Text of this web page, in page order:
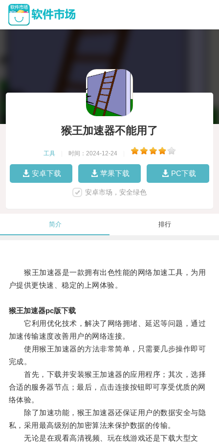
猴王加速器不能用了
工具 时间：2024-12-24
安卓下载 苹果下载 PC下载
安卓市场，安全绿色
简介 排行
猴王加速器是一款拥有出色性能的网络加速工具，为用
户提供更快速、稳定的上网体验。
猴王加速器pc版下载
它利用优化技术，解决了网络拥堵、延迟等问题，通过
加速传输速度改善用户的网络连接。
使用猴王加速器的方法非常简单，只需要几步操作即可
完成。
首先，下载并安装猴王加速器的应用程序；其次，选择
合适的服务器节点；最后，点击连接按钮即可享受优质的网
络体验。
除了加速功能，猴王加速器还保证用户的数据安全与隐
私，采用最高级别的加密算法来保护数据的传输。
无论是在观看高清视频、玩在线游戏还是下载大型文